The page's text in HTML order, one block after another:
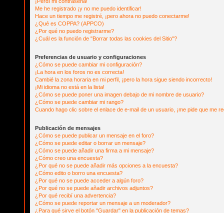
Me he registrado ¡y no me puedo identificar!
Hace un tiempo me registré, ¡pero ahora no puedo conectarme!
¿Qué es COPPA? (APPCO)
¿Por qué no puedo registrarme?
¿Cuál es la función de "Borrar todas las cookies del Sitio"?
Preferencias de usuario y configuraciones
¿Cómo se puede cambiar mi configuración?
¡La hora en los foros no es correcta!
Cambié la zona horaria en mi perfil, ¡pero la hora sigue siendo incorrecto!
¡Mi idioma no está en la lista!
¿Cómo se puede poner una imagen debajo de mi nombre de usuario?
¿Cómo se puede cambiar mi rango?
Cuando hago clic sobre el enlace de e-mail de un usuario, ¡me pide que me
Publicación de mensajes
¿Cómo se puede publicar un mensaje en el foro?
¿Cómo se puede editar o borrar un mensaje?
¿Cómo se puede añadir una firma a mi mensaje?
¿Cómo creo una encuesta?
¿Por qué no se puede añadir más opciones a la encuesta?
¿Cómo edito o borro una encuesta?
¿Por qué no se puede acceder a algún foro?
¿Por qué no se puede añadir archivos adjuntos?
¿Por qué recibí una advertencia?
¿Cómo se puede reportar un mensaje a un moderador?
¿Para qué sirve el botón "Guardar" en la publicación de temas?